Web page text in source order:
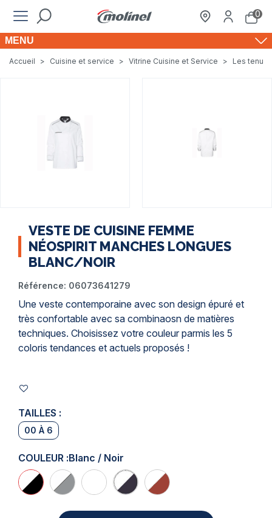
0
MENU
Accueil > Cuisine et service > Vitrine Cuisine et Service > Les
VESTE DE CUISINE FEMME
NÉOSPIRIT MANCHES LONGUES
BLANC/NOIR
Référence: 06073641279
Une veste contemporaine avec son design épuré et
très confortable avec sa combinaosn de matières
techniques. Choisissez votre couleur parmis les 5
coloris tendances et actuels proposés !
TAILLES :
00 À 6
COULEUR :Blanc / Noir